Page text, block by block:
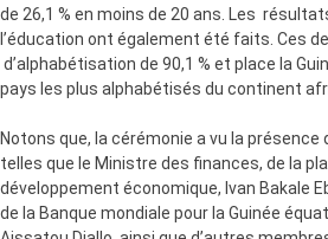
de 26,1 % en moins de 20 ans. Les
l’éducation ont également été faits. Ces
d’alphabétisation de 90,1 % et place la
pays les plus alphabétisés du continent
Notons que, la cérémonie a vu la
telles que le Ministre des finances, de la
développement économique, Ivan Bakale
de la Banque mondiale pour la Guinée